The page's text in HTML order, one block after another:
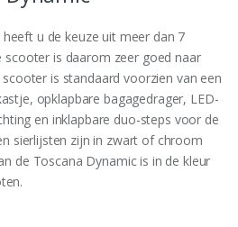
u de keuze uit meer dan 7
scooter is daarom zeer goed naar
is standaard voorzien van een
opklapbare bagagedrager, LED-
en inklapbare duo-steps voor de
sierlijsten zijn in zwart of chroom
de Toscana Dynamic is in de kleur